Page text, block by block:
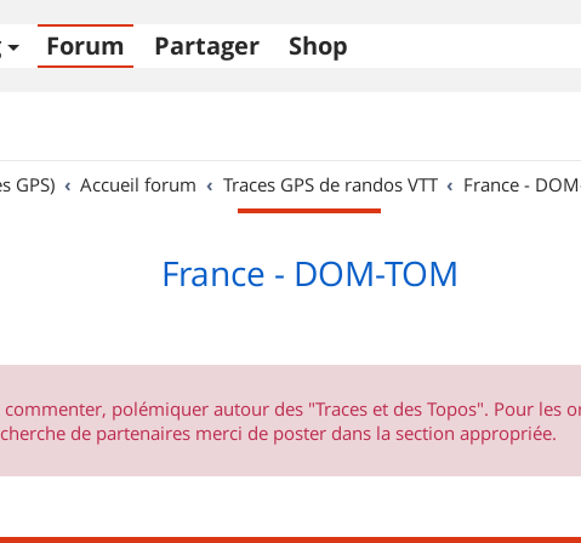
Forum Partager Shop
GPS)
Accueil forum Traces GPS de randos VTT France -
France - DOM-TOM
polémiquer autour des "Traces et des Topos". Pour les
de partenaires merci de poster dans la section appropriée.